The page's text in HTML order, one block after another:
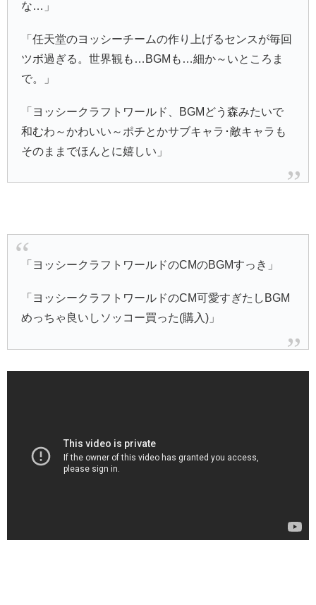
な…」
「任天堂のヨッシーチームの作り上げるセンスが毎回
ツボ過ぎる。世界観も…BGMも…細か～いところま
で。」
「ヨッシークラフトワールド、BGMどう森みたいで
和むわ～かわいい～ポチとかサブキャラ･敵キャラも
そのままでほんとに嬉しい」
「ヨッシークラフトワールドのCMのBGMすっき」
「ヨッシークラフトワールドのCM可愛すぎたしBGM
めっちゃ良いしソッコー買った(購入)」